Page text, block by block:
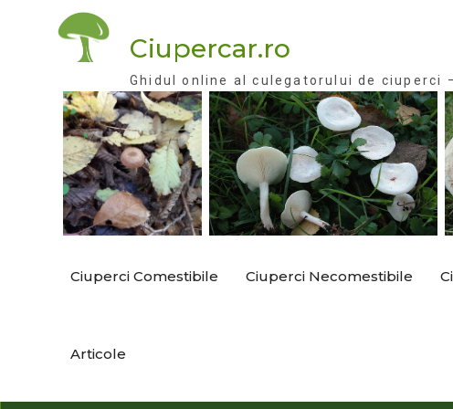
Ciupercar.ro
Ghidul online al culegatorului de ciuperci
Ciuperci Comestibile Ciuperci Necomestibile
Articole